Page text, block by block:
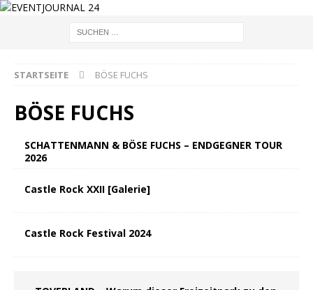
STARTSEITE BÖSE FUCHS
BÖSE FUCHS
SCHATTENMANN & BÖSE FUCHS – ENDGEGNER TOUR
2026
Castle Rock XXII [Galerie]
Castle Rock Festival 2024